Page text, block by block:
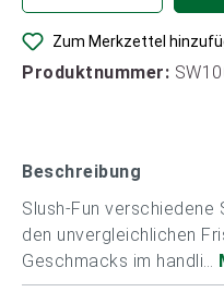
Zum Merkzettel
Produktnummer:
Beschreibung
Slush-Fun
den unvergleichlichen
Geschmacks im handli…